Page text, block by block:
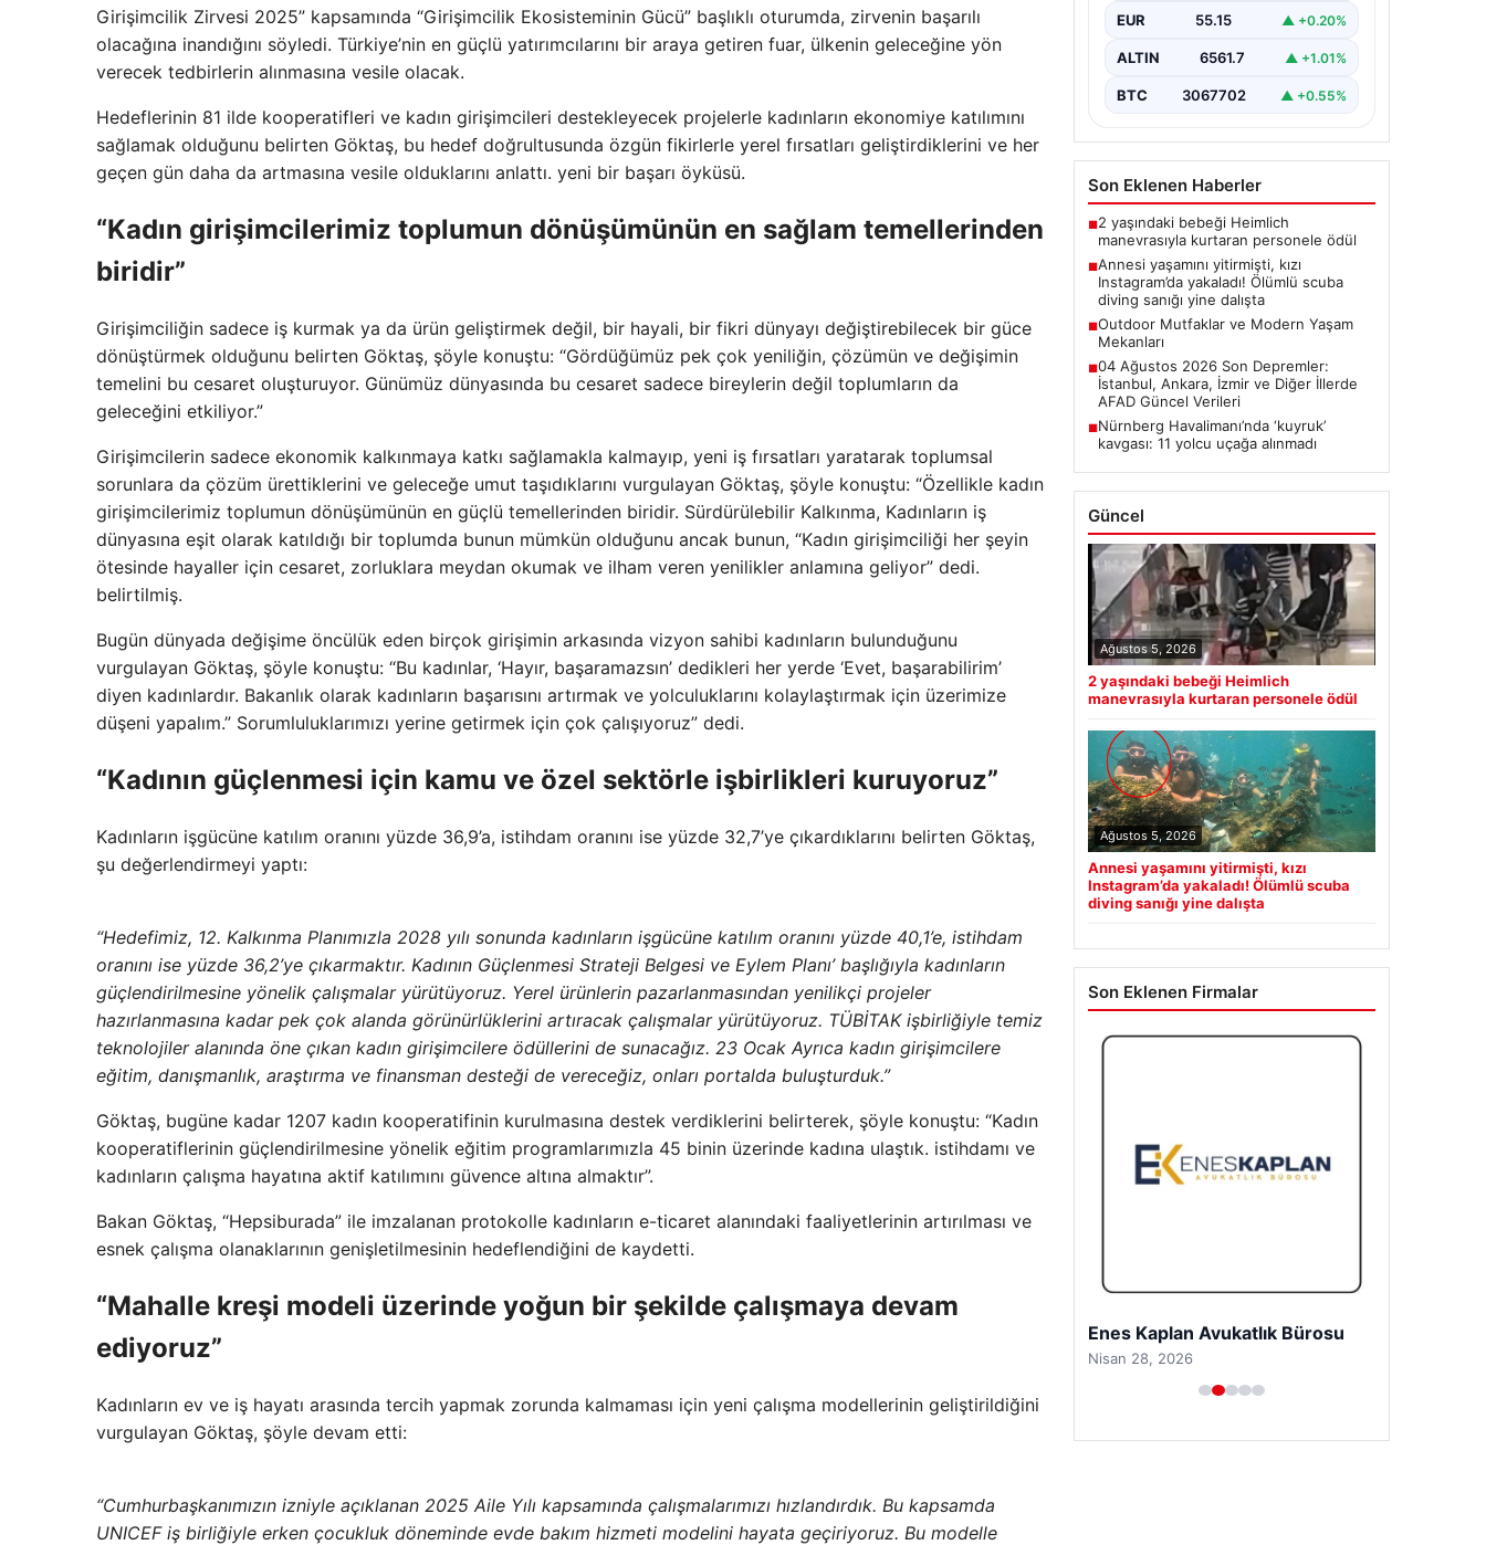
Girişimcilik Zirvesi 2025” kapsamında “Girişimcilik Ekosisteminin Gücü” başlıklı oturumda, zirvenin başarılı
olacağına inandığını söyledi. Türkiye’nin en güçlü yatırımcılarını bir araya getiren fuar, ülkenin geleceğine yön
verecek tedbirlerin alınmasına vesile olacak.
Hedeflerinin 81 ilde kooperatifleri ve kadın girişimcileri destekleyecek projelerle kadınların ekonomiye katılımını
sağlamak olduğunu belirten Göktaş, bu hedef doğrultusunda özgün fikirlerle yerel fırsatları geliştirdiklerini ve her
geçen gün daha da artmasına vesile olduklarını anlattı. yeni bir başarı öyküsü.
“Kadın girişimcilerimiz toplumun dönüşümünün en sağlam temellerinden
biridir”
Girişimciliğin sadece iş kurmak ya da ürün geliştirmek değil, bir hayali, bir fikri dünyayı değiştirebilecek bir güce
dönüştürmek olduğunu belirten Göktaş, şöyle konuştu: “Gördüğümüz pek çok yeniliğin, çözümün ve değişimin
temelini bu cesaret oluşturuyor. Günümüz dünyasında bu cesaret sadece bireylerin değil toplumların da
geleceğini etkiliyor.”
Girişimcilerin sadece ekonomik kalkınmaya katkı sağlamakla kalmayıp, yeni iş fırsatları yaratarak toplumsal
sorunlara da çözüm ürettiklerini ve geleceğe umut taşıdıklarını vurgulayan Göktaş, şöyle konuştu: “Özellikle kadın
girişimcilerimiz toplumun dönüşümünün en güçlü temellerinden biridir. Sürdürülebilir Kalkınma, Kadınların iş
dünyasına eşit olarak katıldığı bir toplumda bunun mümkün olduğunu ancak bunun, “Kadın girişimciliği her şeyin
ötesinde hayaller için cesaret, zorluklara meydan okumak ve ilham veren yenilikler anlamına geliyor” dedi.
belirtilmiş.
Bugün dünyada değişime öncülük eden birçok girişimin arkasında vizyon sahibi kadınların bulunduğunu
vurgulayan Göktaş, şöyle konuştu: “Bu kadınlar, ‘Hayır, başaramazsın’ dedikleri her yerde ‘Evet, başarabilirim’
diyen kadınlardır. Bakanlık olarak kadınların başarısını artırmak ve yolculuklarını kolaylaştırmak için üzerimize
düşeni yapalım.” Sorumluluklarımızı yerine getirmek için çok çalışıyoruz” dedi.
“Kadının güçlenmesi için kamu ve özel sektörle işbirlikleri kuruyoruz”
Kadınların işgücüne katılım oranını yüzde 36,9’a, istihdam oranını ise yüzde 32,7’ye çıkardıklarını belirten Göktaş,
şu değerlendirmeyi yaptı:
“Hedefimiz, 12. Kalkınma Planımızla 2028 yılı sonunda kadınların işgücüne katılım oranını yüzde 40,1’e, istihdam
oranını ise yüzde 36,2’ye çıkarmaktır. Kadının Güçlenmesi Strateji Belgesi ve Eylem Planı’ başlığıyla kadınların
güçlendirilmesine yönelik çalışmalar yürütüyoruz. Yerel ürünlerin pazarlanmasından yenilikçi projeler
hazırlanmasına kadar pek çok alanda görünürlüklerini artıracak çalışmalar yürütüyoruz. TÜBİTAK işbirliğiyle temiz
teknolojiler alanında öne çıkan kadın girişimcilere ödüllerini de sunacağız. 23 Ocak Ayrıca kadın girişimcilere
eğitim, danışmanlık, araştırma ve finansman desteği de vereceğiz, onları portalda buluşturduk.”
Göktaş, bugüne kadar 1207 kadın kooperatifinin kurulmasına destek verdiklerini belirterek, şöyle konuştu: “Kadın
kooperatiflerinin güçlendirilmesine yönelik eğitim programlarımızla 45 binin üzerinde kadına ulaştık. istihdamı ve
kadınların çalışma hayatına aktif katılımını güvence altına almaktır”.
Bakan Göktaş, “Hepsiburada” ile imzalanan protokolle kadınların e-ticaret alanındaki faaliyetlerinin artırılması ve
esnek çalışma olanaklarının genişletilmesinin hedeflendiğini de kaydetti.
“Mahalle kreşi modeli üzerinde yoğun bir şekilde çalışmaya devam
ediyoruz”
Kadınların ev ve iş hayatı arasında tercih yapmak zorunda kalmaması için yeni çalışma modellerinin geliştirildiğini
vurgulayan Göktaş, şöyle devam etti:
“Cumhurbaşkanımızın izniyle açıklanan 2025 Aile Yılı kapsamında çalışmalarımızı hızlandırdık. Bu kapsamda
UNICEF iş birliğiyle erken çocukluk döneminde evde bakım hizmeti modelini hayata geçiriyoruz. Bu modelle
sanığı yine dalışta
EUR 55.15 ▲ +0.20%
ALTIN 6561.7 ▲ +1.01%
BTC 3067702 ▲ +0.55%
Son Eklenen Haberler
■2 yaşındaki bebeği Heimlich
manevrasıyla kurtaran personele ödül
■Annesi yaşamını yitirmişti, kızı
Instagram’da yakaladı! Ölümlü scuba
diving sanığı yine dalışta
■Outdoor Mutfaklar ve Modern Yaşam
Mekanları
■04 Ağustos 2026 Son Depremler:
İstanbul, Ankara, İzmir ve Diğer İllerde
AFAD Güncel Verileri
■Nürnberg Havalimanı’nda ‘kuyruk’
kavgası: 11 yolcu uçağa alınmadı
Güncel
Ağustos 5, 2026
2 yaşındaki bebeği Heimlich
manevrasıyla kurtaran personele ödül
Ağustos 5, 2026
Annesi yaşamını yitirmişti, kızı
Instagram’da yakaladı! Ölümlü scuba
diving sanığı yine dalışta
Son Eklenen Firmalar
Enes Kaplan Avukatlık Bürosu
Nisan 28, 2026